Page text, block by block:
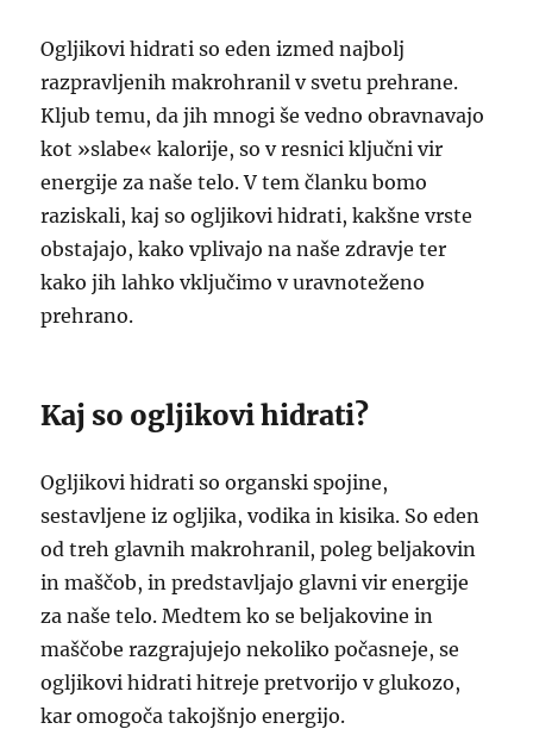
Ogljikovi hidrati so eden izmed najbolj
razpravljenih makrohranil v svetu prehrane.
Kljub temu, da jih mnogi še vedno obravnavajo
kot »slabe« kalorije, so v resnici ključni vir
energije za naše telo. V tem članku bomo
raziskali, kaj so ogljikovi hidrati, kakšne vrste
obstajajo, kako vplivajo na naše zdravje ter
kako jih lahko vključimo v uravnoteženo
prehrano.
Kaj so ogljikovi hidrati?
Ogljikovi hidrati so organski spojine,
sestavljene iz ogljika, vodika in kisika. So eden
od treh glavnih makrohranil, poleg beljakovin
in maščob, in predstavljajo glavni vir energije
za naše telo. Medtem ko se beljakovine in
maščobe razgrajujejo nekoliko počasneje, se
ogljikovi hidrati hitreje pretvorijo v glukozo,
kar omogoča takojšnjo energijo.